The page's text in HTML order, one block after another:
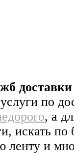
по
, а
искать по
ленту и